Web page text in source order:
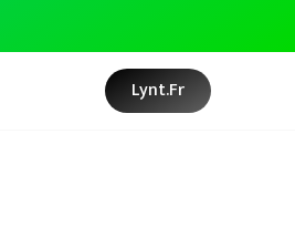
Lynt.fr